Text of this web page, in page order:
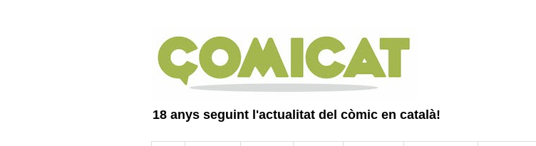
18 anys seguint l'actualitat del còmic en català!